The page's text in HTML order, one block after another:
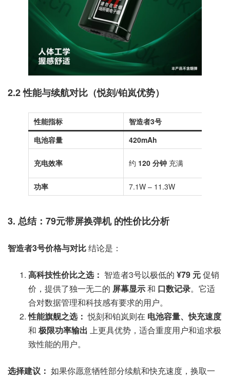
2.2 性能与续航对比（悦刻/铂岚优势）
性能指标 智造者3号
电池容量
420mAh
充电效率 约 120 分钟 充满
功率
7.1W – 11.3W
3. 总结： 79元带屏换弹机的性价比分析
智造者3号价格与对比结论是：
高科技性价比之选： 智造者3号以极低的 ¥79 元促销
价，提供了独一无二的 屏幕显示和 口数记录。它适
合对数据管理和科技感有要求的用户。
性能旗舰之选： 悦刻和铂岚则在 电池容量、快充速度
和 极限功率输出 上更具优势，适合重度用户和追求极
致性能的用户。
选择建议： 如果你愿意牺牲部分续航和快充速度，换取一